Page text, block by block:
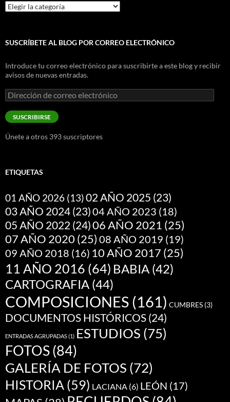
Categorías
SUSCRÍBETE AL BLOG POR CORREO ELECTRÓNICO
Introduce tu correo electrónico para suscribirte a este blog y recibir
avisos de nuevas entradas.
Dirección
de
correo
electrónico
SUSCRIBIRSE
Únete a otros 393 suscriptores
ETIQUETAS
01 AÑO 2026 (13)02 AÑO 2025 (23)
03 AÑO 2024(23)04 AÑO 2023 (18)
05 AÑO 2022(24)06 AÑO 2021 (25)
07 AÑO 2020 (25) 08 AÑO 2019 (19)
09 AÑO 2018 (16) 10 AÑO 2017 (25)
11 AÑO 2016 (64) BABIA (42)
CARTOGRAFIA (44)
COMPOSICIONES (161) CUMBRES (3)
DOCUMENTOS HISTÓRICOS(24)
ENTRADAS AGRUPADAS(1) ESTUDIOS (75)
FOTOS(84)
GALERÍA DE FOTOS (72)
HISTORIA (59) LACIANA (6) LEÓN (17)